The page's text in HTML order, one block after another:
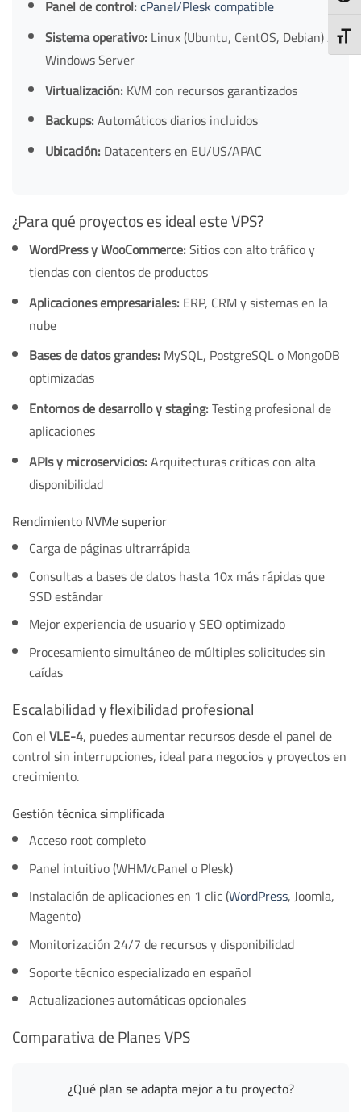
Panel de control:cPanel/Plesk compatible
Sistema operativo: Linux (Ubuntu, CentOS, Debian) /
Windows Server
Virtualización: KVM con recursos garantizados
Backups:Automáticos diarios incluidos
Ubicación: Datacenters en EU/US/APAC
¿Para qué proyectos es ideal este VPS?
WordPress y WooCommerce:Sitios con alto tráfico y
tiendas con cientos de productos
Aplicaciones empresariales: ERP, CRM y sistemas en la
nube
Bases de datos grandes: MySQL, PostgreSQL o MongoDB
optimizadas
Entornos de desarrollo y staging:Testing profesional de
aplicaciones
APIs y microservicios:Arquitecturas críticas con alta
disponibilidad
Rendimiento NVMe superior
Carga de páginas ultrarrápida
Consultas a bases de datos hasta 10x más rápidas que
SSD estándar
Mejor experiencia de usuario y SEO optimizado
Procesamiento simultáneo de múltiples solicitudes sin
caídas
Escalabilidad y flexibilidad profesional
Con elVLE-4, puedes aumentar recursos desde el panel de
control sin interrupciones, ideal para negocios y proyectos en
crecimiento.
Gestión técnica simplificada
Acceso root completo
Panel intuitivo (WHM/cPanel o Plesk)
Instalación de aplicaciones en 1 clic (WordPress, Joomla,
Magento)
Monitorización 24/7 de recursos y disponibilidad
Soporte técnico especializado en español
Actualizaciones automáticas opcionales
Comparativa de Planes VPS
¿Qué plan se adapta mejor a tu proyecto?